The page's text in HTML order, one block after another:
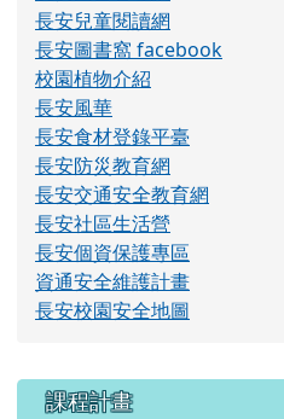
長安兒童閱讀網
長安圖書窩 facebook
校園植物介紹
長安風華
長安食材登錄平臺
長安防災教育網
長安交通安全教育網
長安社區生活營
長安個資保護專區
資通安全維護計畫
長安校園安全地圖
右邊區域內容
課程計畫